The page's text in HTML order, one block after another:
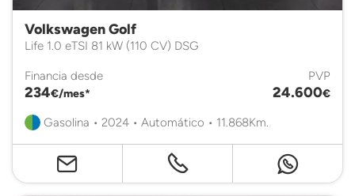
Volkswagen Golf
Life 1.0 eTSI 81 kW (110 CV) DSG
Financia desde
234€/mes*
PVP
24.600€
Gasolina • 2024 • Automático • 11.868Km.